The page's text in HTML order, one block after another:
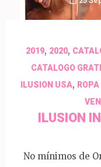
2019, 2020,
CATALOGO
ILUSION USA,
ILUSION
No mínimos de